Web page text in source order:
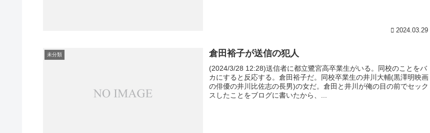
2024.03.29
未分類 倉田裕子が送信の犯人
(2024/3/28 12:28)送信者に都立鷺宮高卒業生がいる。同校のことをバ
カにすると反応する。倉田裕子だ。同校卒業生の井川大輔(黒澤明映画
の俳優の井川比佐志の長男)の女だ。倉田と井川が俺の目の前でセック
スしたことをブログに書いたから、...